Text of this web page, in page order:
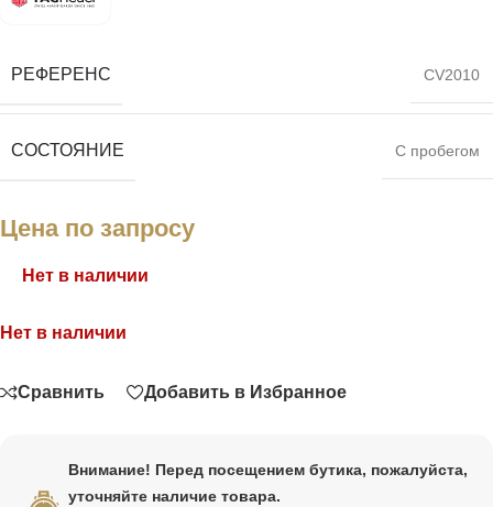
РЕФЕРЕНС CV2010
СОСТОЯНИЕ С пробегом
Цена по запросу
Нет в наличии
Нет в наличии
Сравнить Добавить в Избранное
Внимание! Перед посещением бутика, пожалуйста,
уточняйте наличие товара.